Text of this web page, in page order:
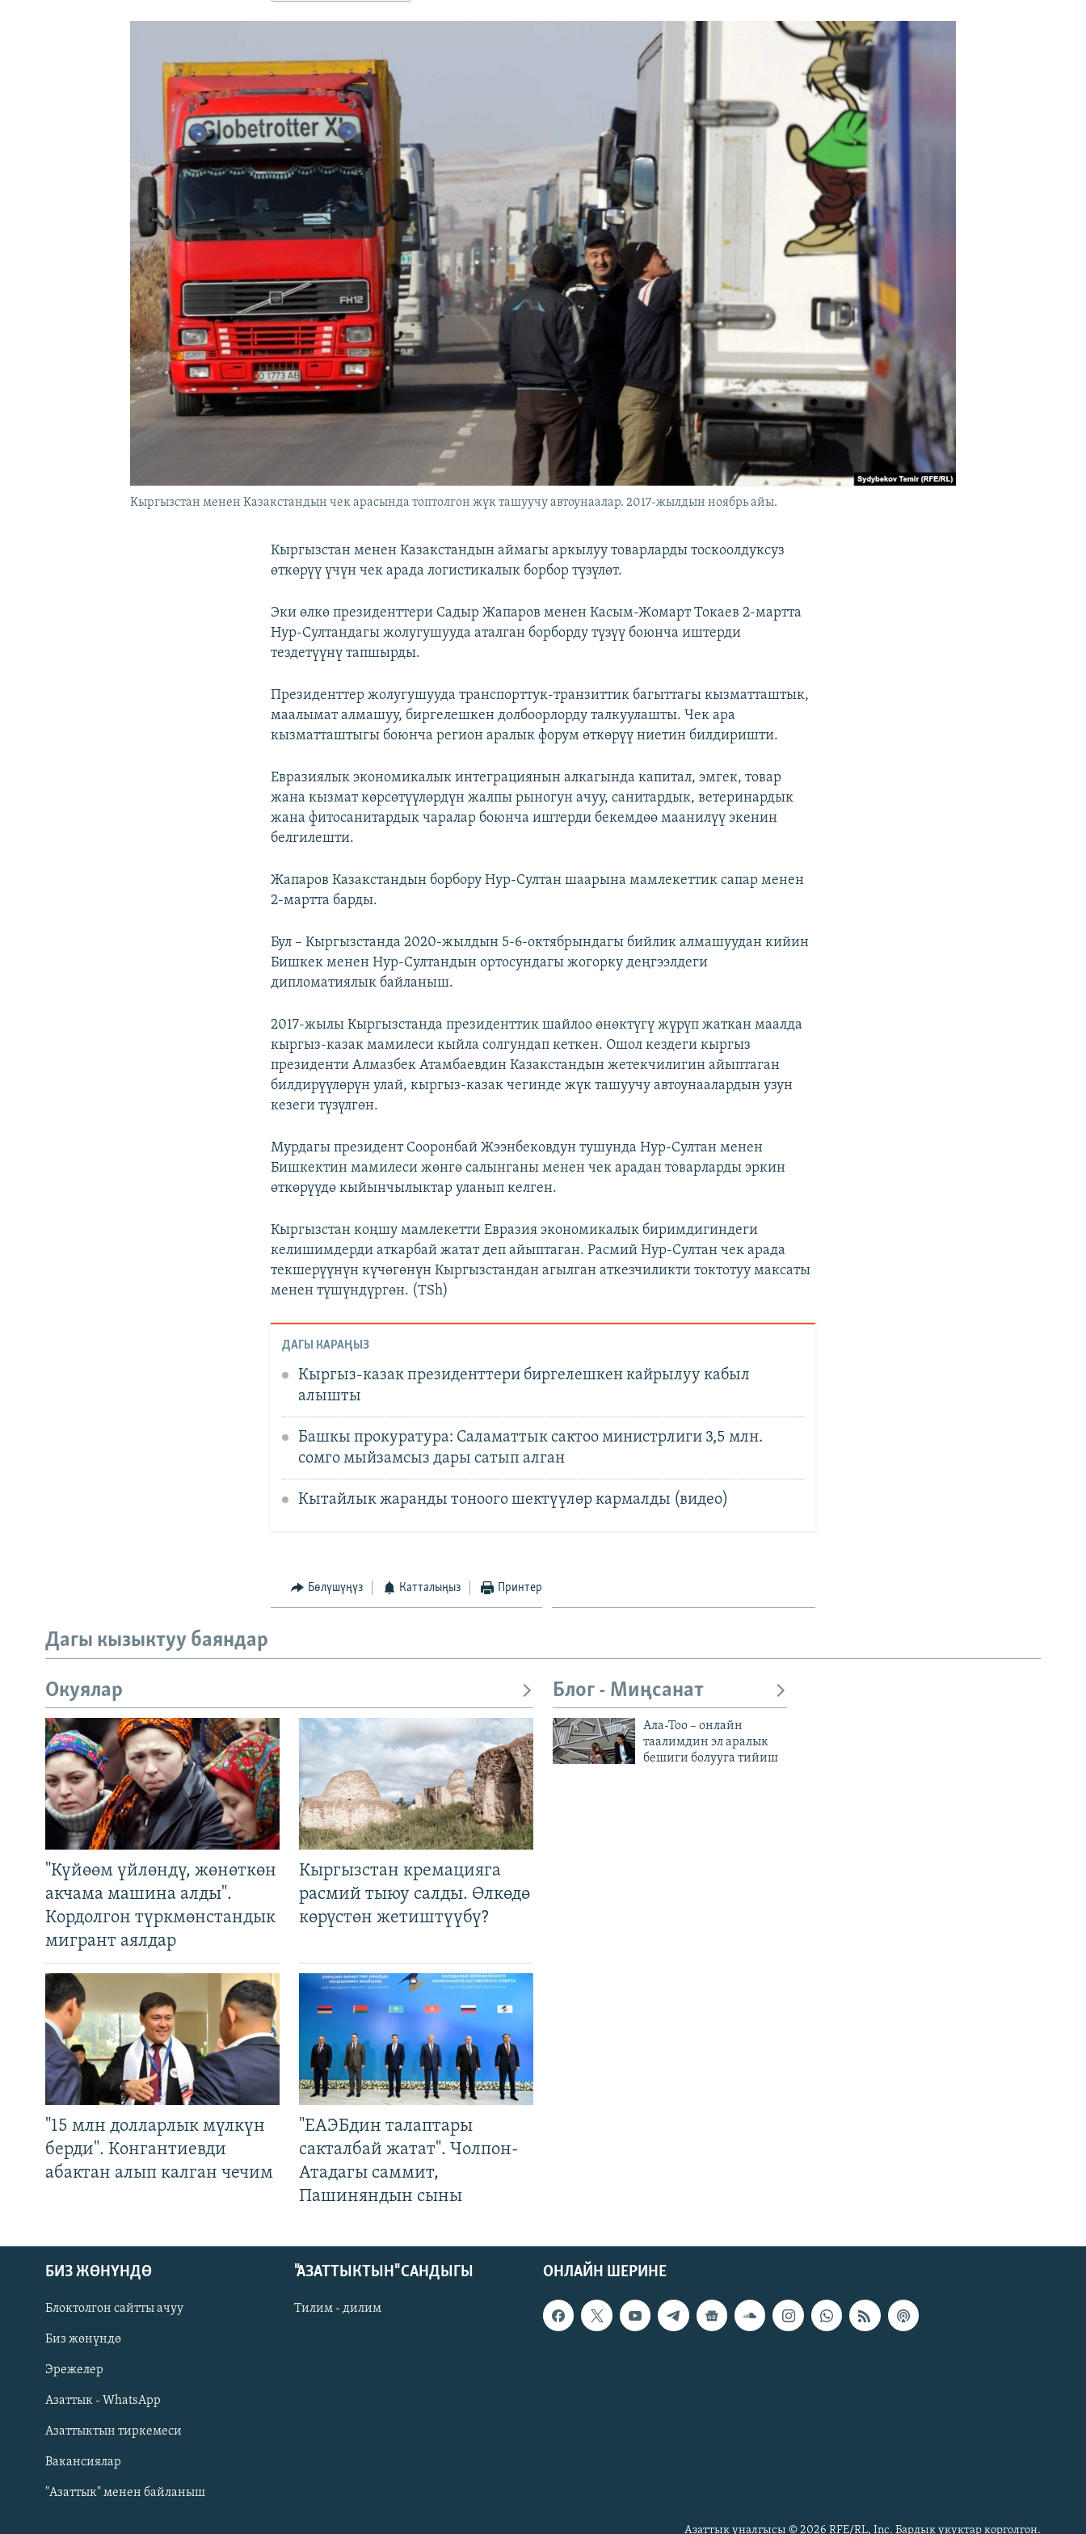
Русский
ОНЛАЙН ШЕРИНЕ
Кыргызстан менен Казакстандын чек арасында топтолгон жүк ташуучу автоунаалар. 2017-жылдын ноябрь айы.
Кыргызстан менен Казакстандын аймагы аркылуу товарларды тоскоолдуксуз
өткөрүү үчүн чек арада логистикалык борбор түзүлөт.
Эки өлкө президенттери Садыр Жапаров менен Касым-Жомарт Токаев 2-мартта
Нур-Султандагы жолугушууда аталган борборду түзүү боюнча иштерди
тездетүүнү тапшырды.
Президенттер жолугушууда транспорттук-транзиттик багыттагы кызматташтык,
маалымат алмашуу, биргелешкен долбоорлорду талкуулашты. Чек ара
кызматташтыгы боюнча регион аралык форум өткөрүү ниетин билдиришти.
Евразиялык экономикалык интеграциянын алкагында капитал, эмгек, товар
жана кызмат көрсөтүүлөрдүн жалпы рыногун ачуу, санитардык, ветеринардык
жана фитосанитардык чаралар боюнча иштерди бекемдөө маанилүү экенин
белгилешти.
Жапаров Казакстандын борбору Нур-Султан шаарына мамлекеттик сапар менен
2-мартта барды.
Бул – Кыргызстанда 2020-жылдын 5-6-октябрындагы бийлик алмашуудан кийин
Бишкек менен Нур-Султандын ортосундагы жогорку деңгээлдеги
дипломатиялык байланыш.
2017-жылы Кыргызстанда президенттик шайлоо өнөктүгү жүрүп жаткан маалда
кыргыз-казак мамилеси кыйла солгундап кеткен. Ошол кездеги кыргыз
президенти Алмазбек Атамбаевдин Казакстандын жетекчилигин айыптаган
билдирүүлөрүн улай, кыргыз-казак чегинде жүк ташуучу автоунаалардын узун
кезеги түзүлгөн.
Мурдагы президент Сооронбай Жээнбековдун тушунда Нур-Султан менен
Бишкектин мамилеси жөнгө салынганы менен чек арадан товарларды эркин
өткөрүүдө кыйынчылыктар уланып келген.
Кыргызстан коңшу мамлекетти Евразия экономикалык биримдигиндеги
келишимдерди аткарбай жатат деп айыптаган. Расмий Нур-Султан чек арада
текшерүүнүн күчөгөнүн Кыргызстандан агылган аткезчиликти токтотуу максаты
менен түшүндүргөн. (TSh)
ДАГЫ КАРАҢЫЗ
Кыргыз-казак президенттери биргелешкен кайрылуу кабыл
алышты
Башкы прокуратура: Cаламаттык сактоо министрлиги 3,5 млн.
сомго мыйзамсыз дары сатып алган
Кытайлык жаранды тоноого шектүүлөр кармалды (видео)
Бөлүшүңүз Катталыңыз Принтер
Дагы кызыктуу баяндар
Окуялар
"Күйөөм үйлөндү, жөнөткөн
акчама машина алды".
Кордолгон түркмөнстандык
мигрант аялдар
Кыргызстан кремацияга
расмий тыюу салды. Өлкөдө
көрүстөн жетиштүүбү?
"15 млн долларлык мүлкүн
берди". Конгантиевди
абактан алып калган чечим
"ЕАЭБдин талаптары
сакталбай жатат". Чолпон-
Атадагы саммит,
Пашиняндын сыны
Блог - Миңсанат
Ала-Тоо – онлайн
таалимдин эл аралык
бешиги болууга тийиш
ОНЛАЙН ШЕРИНЕ
БИЗ ЖӨНҮНДӨ
Блоктолгон сайтты ачуу
Биз жөнүндө
Эрежелер
Азаттык - WhatsApp
Азаттыктын тиркемеси
Вакансиялар
"Азаттык" менен байланыш
"АЗАТТЫКТЫН" САНДЫГЫ
Тилим - дилим
Азаттык үналгысы © 2026 RFE/RL, Inc. Бардык укуктар корголгон.